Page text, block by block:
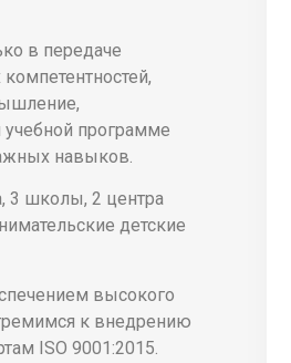
в передаче
программе
навыков.
3 школы, 2 центра
детские
высокого
к внедрению
ISO 9001:2015.